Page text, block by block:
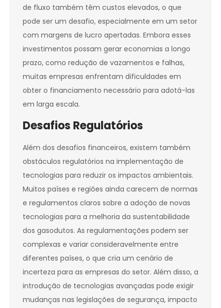
de fluxo também têm custos elevados, o que
pode ser um desafio, especialmente em um setor
com margens de lucro apertadas. Embora esses
investimentos possam gerar economias a longo
prazo, como redução de vazamentos e falhas,
muitas empresas enfrentam dificuldades em
obter o financiamento necessário para adotá-las
em larga escala.
Desafios Regulatórios
Além dos desafios financeiros, existem também
obstáculos regulatórios na implementação de
tecnologias para reduzir os impactos ambientais.
Muitos países e regiões ainda carecem de normas
e regulamentos claros sobre a adoção de novas
tecnologias para a melhoria da sustentabilidade
dos gasodutos. As regulamentações podem ser
complexas e variar consideravelmente entre
diferentes países, o que cria um cenário de
incerteza para as empresas do setor. Além disso, a
introdução de tecnologias avançadas pode exigir
mudanças nas legislações de segurança, impacto